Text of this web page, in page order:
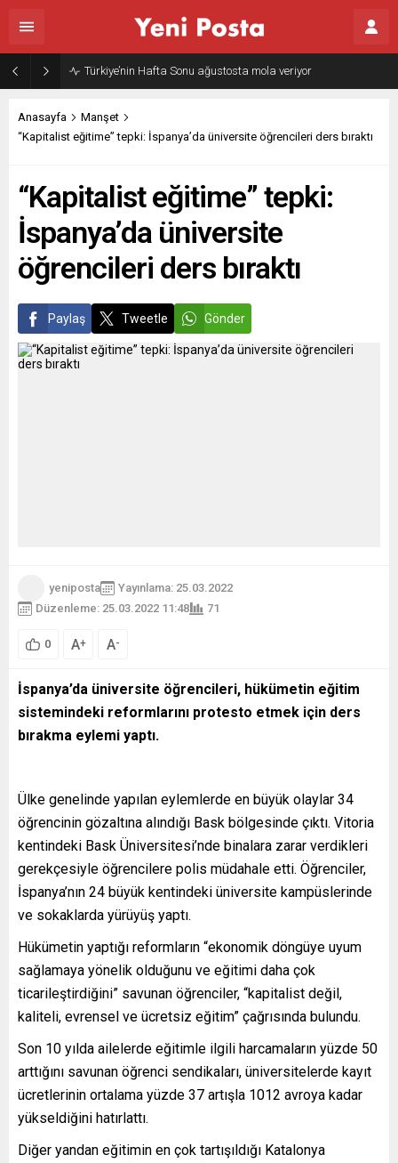
Türkiye’nin Hafta Sonu ağustosta mola veriyor
Anasayfa
Manşet
“Kapitalist eğitime” tepki: İspanya’da üniversite öğrencileri ders bıraktı
“Kapitalist eğitime” tepki:
İspanya’da üniversite
öğrencileri ders bıraktı
Paylaş Tweetle Gönder
yeniposta
Yayınlama: 25.03.2022
Düzenleme: 25.03.2022 11:48
71
0 A+ A-
İspanya’da üniversite öğrencileri, hükümetin eğitim
sistemindeki reformlarını protesto etmek için ders
bırakma eylemi yaptı.
Ülke genelinde yapılan eylemlerde en büyük olaylar 34
öğrencinin gözaltına alındığı Bask bölgesinde çıktı. Vitoria
kentindeki Bask Üniversitesi’nde binalara zarar verdikleri
gerekçesiyle öğrencilere polis müdahale etti. Öğrenciler,
İspanya’nın 24 büyük kentindeki üniversite kampüslerinde
ve sokaklarda yürüyüş yaptı.
Hükümetin yaptığı reformların “ekonomik döngüye uyum
sağlamaya yönelik olduğunu ve eğitimi daha çok
ticarileştirdiğini” savunan öğrenciler, “kapitalist değil,
kaliteli, evrensel ve ücretsiz eğitim” çağrısında bulundu.
Son 10 yılda ailelerde eğitimle ilgili harcamaların yüzde 50
arttığını savunan öğrenci sendikaları, üniversitelerde kayıt
ücretlerinin ortalama yüzde 37 artışla 1012 avroya kadar
yükseldiğini hatırlattı.
Diğer yandan eğitimin en çok tartışıldığı Katalonya